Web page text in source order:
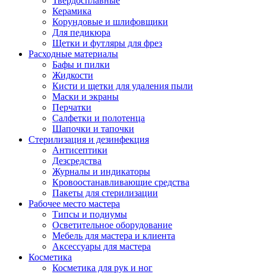
Керамика
Корундовые и шлифовщики
Для педикюра
Щетки и футляры для фрез
Расходные материалы
Бафы и пилки
Жидкости
Кисти и щетки для удаления пыли
Маски и экраны
Перчатки
Салфетки и полотенца
Шапочки и тапочки
Стерилизация и дезинфекция
Антисептики
Дезсредства
Журналы и индикаторы
Кровоостанавливающие средства
Пакеты для стерилизации
Рабочее место мастера
Типсы и подиумы
Осветительное оборудование
Мебель для мастера и клиента
Аксессуары для мастера
Косметика
Косметика для рук и ног